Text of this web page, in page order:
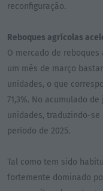
reconfiguração.
Reboques agrícolas
O mercado de
um mês de março
unidades, o que
71,3%. No acumulado
unidades, traduzindo-se
período de 2025.
Tal como tem sido
fortemente dominado